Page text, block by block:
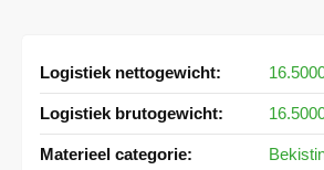
Meer
informatie